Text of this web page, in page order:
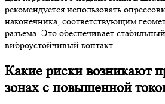
рекомендуется использовать
наконечника, соответствующим
разъёма. Это обеспечивает
виброустойчивый контакт.
Какие риски возникают
зонах с повышенной